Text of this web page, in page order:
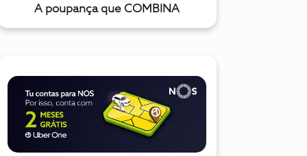
A poupança que COMBINA